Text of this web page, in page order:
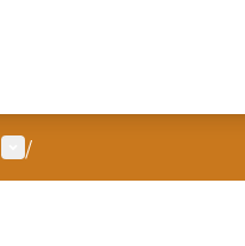
Menu utilisateur
/